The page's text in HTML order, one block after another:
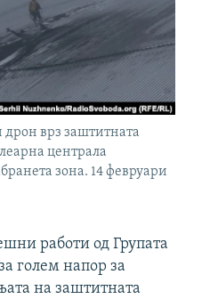
врз заштитната
централа
зона. 14 февруари
работи од Групата
голем напор за
на заштитната